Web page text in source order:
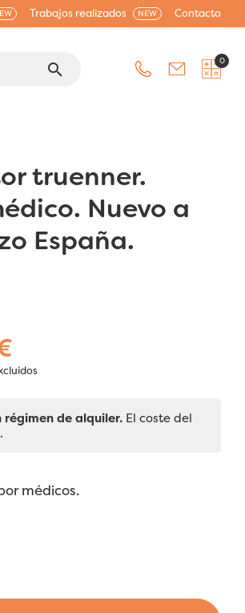
Trabajos realizados NEW Contacto
search 0
truenner.
Nuevo a
España.
régimen de alquiler. El coste del
médicos.